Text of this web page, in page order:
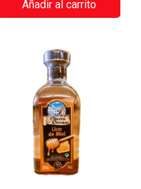
Añadir al carrito